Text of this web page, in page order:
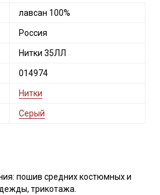
лавсан 100%
Россия
Нитки 35ЛЛ
014974
Нитки
Серый
пошив средних костюмных и
трикотажа.
от Купава
до 30% на узкие
тканей